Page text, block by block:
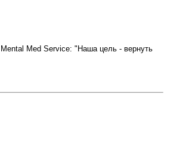
Med Service: "Наша цель - вернуть